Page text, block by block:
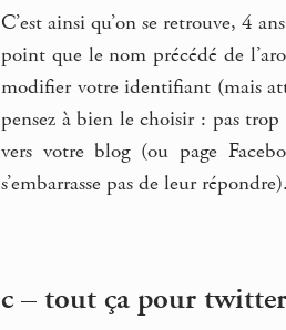
C’est ainsi qu’on se retrouve, 4
point que le nom précédé de
modifier votre identifiant (mais
pensez à bien le choisir : pas
vers votre blog (ou page
s’embarrasse pas de leur
c – tout ça pour